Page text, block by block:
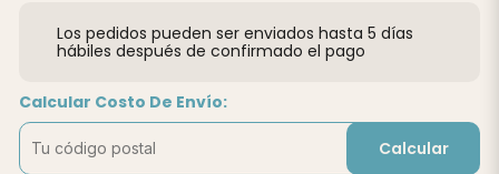
Los pedidos pueden ser enviados hasta 5 días
hábiles después de confirmado el pago
Calcular Costo De Envío:
Calcular